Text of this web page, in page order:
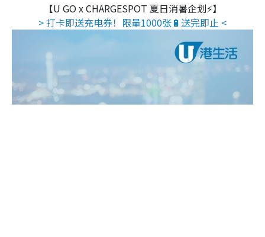
【U GO x CHARGESPOT 夏日消暑企划⚡】
> 打卡即送充电券！限量1000张🔋送完即止 <